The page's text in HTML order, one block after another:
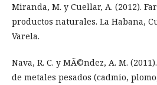
Miranda, M. y Cuellar, A. (2012).
productos naturales. La Habana,
Varela.
Nava, R. C. y MÃ©ndez, A. M.
de metales pesados (cadmio,